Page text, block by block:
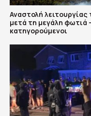
Αναστολή
μετά τη μεγάλη φωτιά
κατηγορούμενοι